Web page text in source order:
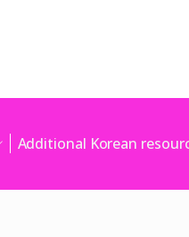
Additional Korean